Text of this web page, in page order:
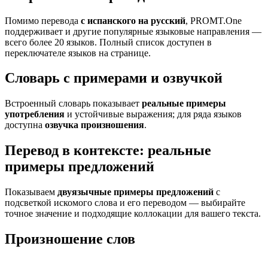
Помимо перевода с испанского на русский, PROMT.One
поддерживает и другие популярные языковые направления —
всего более 20 языков. Полный список доступен в
переключателе языков на странице.
Словарь с примерами и озвучкой
Встроенный словарь показывает реальные примеры
употребления и устойчивые выражения; для ряда языков
доступна озвучка произношения.
Перевод в контексте: реальные
примеры предложений
Показываем двуязычные примеры предложений с
подсветкой искомого слова и его переводом — выбирайте
точное значение и подходящие коллокации для вашего текста.
Произношение слов